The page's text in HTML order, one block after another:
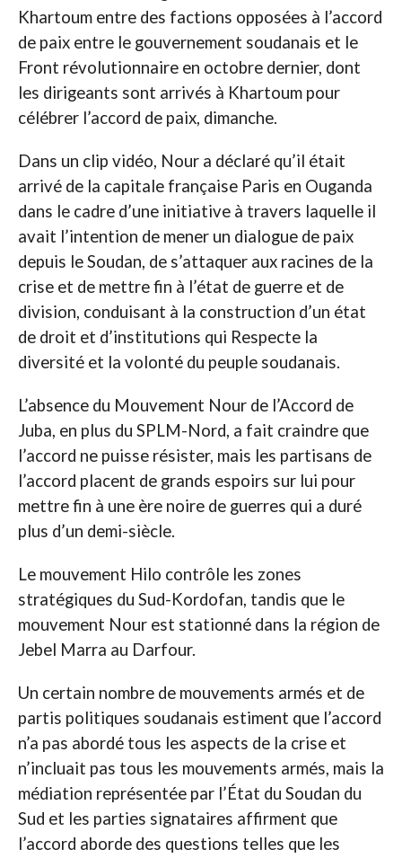
Khartoum entre des factions opposées à l’accord
de paix entre le gouvernement soudanais et le
Front révolutionnaire en octobre dernier, dont
les dirigeants sont arrivés à Khartoum pour
célébrer l’accord de paix, dimanche.
Dans un clip vidéo, Nour a déclaré qu’il était
arrivé de la capitale française Paris en Ouganda
dans le cadre d’une initiative à travers laquelle il
avait l’intention de mener un dialogue de paix
depuis le Soudan, de s’attaquer aux racines de la
crise et de mettre fin à l’état de guerre et de
division, conduisant à la construction d’un état
de droit et d’institutions qui Respecte la
diversité et la volonté du peuple soudanais.
L’absence du Mouvement Nour de l’Accord de
Juba, en plus du SPLM-Nord, a fait craindre que
l’accord ne puisse résister, mais les partisans de
l’accord placent de grands espoirs sur lui pour
mettre fin à une ère noire de guerres qui a duré
plus d’un demi-siècle.
Le mouvement Hilo contrôle les zones
stratégiques du Sud-Kordofan, tandis que le
mouvement Nour est stationné dans la région de
Jebel Marra au Darfour.
Un certain nombre de mouvements armés et de
partis politiques soudanais estiment que l’accord
n’a pas abordé tous les aspects de la crise et
n’incluait pas tous les mouvements armés, mais la
médiation représentée par l’État du Soudan du
Sud et les parties signataires affirment que
l’accord aborde des questions telles que les